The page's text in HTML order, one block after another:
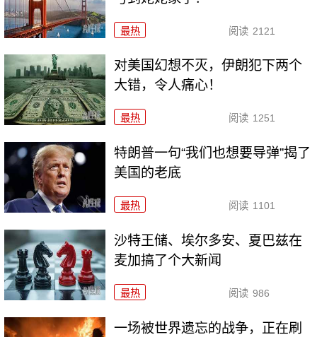
最热 阅读 2121
对美国幻想不灭，伊朗犯下两个
大错，令人痛心！
最热 阅读 1251
特朗普一句“我们也想要导弹”揭了
美国的老底
最热 阅读 1101
沙特王储、埃尔多安、夏巴兹在
麦加搞了个大新闻
最热 阅读 986
一场被世界遗忘的战争，正在刷